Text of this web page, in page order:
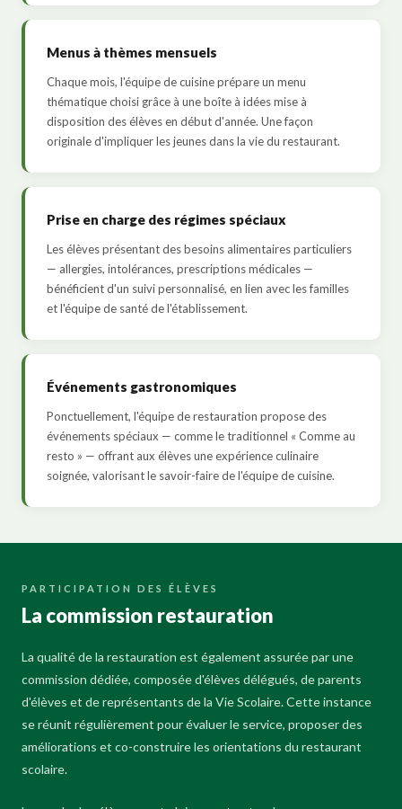
Menus à thèmes mensuels
Chaque mois, l'équipe de cuisine prépare un menu
thématique choisi grâce à une boîte à idées mise à
disposition des élèves en début d'année. Une façon
originale d'impliquer les jeunes dans la vie du restaurant.
Prise en charge des régimes spéciaux
Les élèves présentant des besoins alimentaires particuliers
— allergies, intolérances, prescriptions médicales —
bénéficient d'un suivi personnalisé, en lien avec les familles
et l'équipe de santé de l'établissement.
Événements gastronomiques
Ponctuellement, l'équipe de restauration propose des
événements spéciaux — comme le traditionnel « Comme au
resto » — offrant aux élèves une expérience culinaire
soignée, valorisant le savoir-faire de l'équipe de cuisine.
PARTICIPATION DES ÉLÈVES
La commission restauration
La qualité de la restauration est également assurée par une
commission dédiée, composée d'élèves délégués, de parents
d'élèves et de représentants de la Vie Scolaire. Cette instance
se réunit régulièrement pour évaluer le service, proposer des
améliorations et co-construire les orientations du restaurant
scolaire.